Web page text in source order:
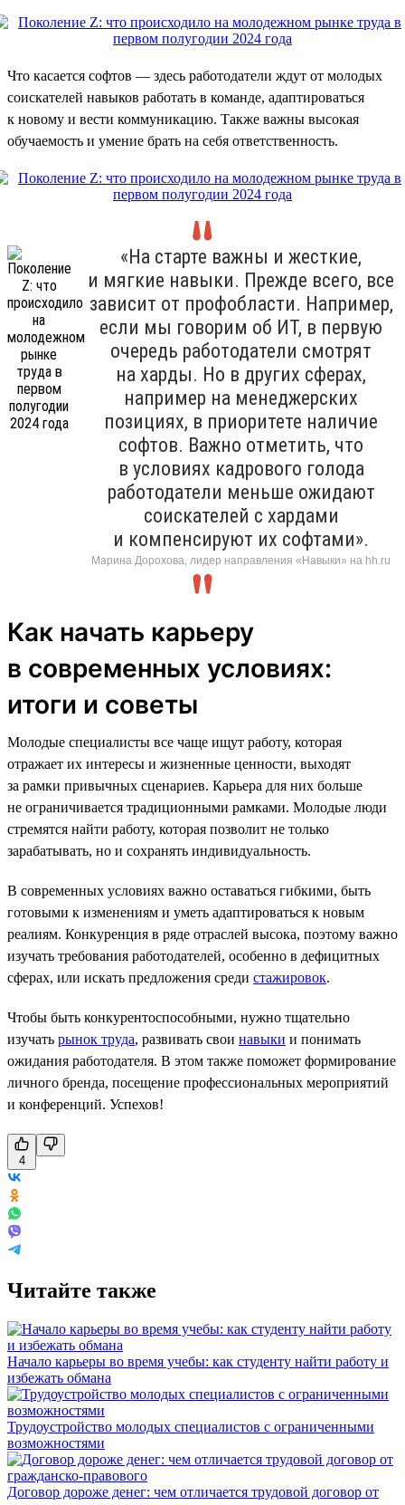
Что касается софтов — здесь работодатели ждут от молодых
соискателей навыков работать в команде, адаптироваться
к новому и вести коммуникацию. Также важны высокая
обучаемость и умение брать на себя ответственность.
«На старте важны и жесткие,
и мягкие навыки. Прежде всего, все
зависит от профобласти. Например,
если мы говорим об ИТ, в первую
очередь работодатели смотрят
на харды. Но в других сферах,
например на менеджерских
позициях, в приоритете наличие
софтов. Важно отметить, что
в условиях кадрового голода
работодатели меньше ожидают
соискателей с хардами
и компенсируют их софтами».
Марина Дорохова, лидер направления «Навыки» на hh.ru
Как начать карьеру
в современных условиях:
итоги и советы
Молодые специалисты все чаще ищут работу, которая
отражает их интересы и жизненные ценности, выходят
за рамки привычных сценариев. Карьера для них больше
не ограничивается традиционными рамками. Молодые люди
стремятся найти работу, которая позволит не только
зарабатывать, но и сохранять индивидуальность.
В современных условиях важно оставаться гибкими, быть
готовыми к изменениям и уметь адаптироваться к новым
реалиям. Конкуренция в ряде отраслей высока, поэтому важно
изучать требования работодателей, особенно в дефицитных
сферах, или искать предложения среди стажировок.
Чтобы быть конкурентоспособными, нужно тщательно
изучать рынок труда, развивать свои навыки и понимать
ожидания работодателя. В этом также поможет формирование
личного бренда, посещение профессиональных мероприятий
и конференций. Успехов!
4
Читайте также
Начало карьеры во время учебы: как студенту найти работу и
избежать обмана
Трудоустройство молодых специалистов с ограниченными
возможностями
Договор дороже денег: чем отличается трудовой договор от